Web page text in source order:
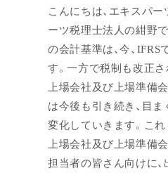
こんにちは、エキスパ
ーツ税理士法人の紺野
の会計基準は、今、
す。一方で税制も改正さ
上場会社及び上場準備
は今後も引き続き、目ま
変化していきます。これ
上場会社及び上場準備
担当者の皆さん向けに